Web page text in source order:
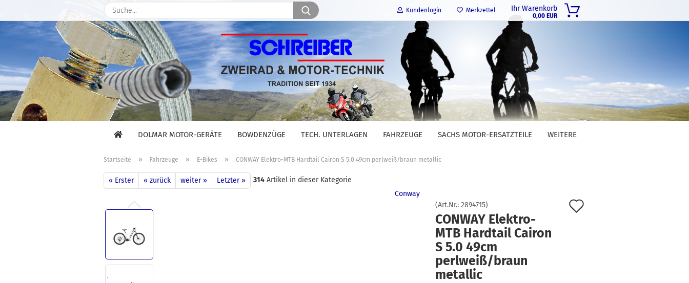
Kundenlogin
E-Mail
Passwort
Konto erstellen
Merkzettel
Suche... Ihr Warenkorb
0,00 EUR
DOLMAR MOTOR-GERÄTE BOWDENZÜGE TECH. UNTERLAGEN FAHRZEUGE SACHS MOTOR-ERSATZTEILE WEITERE
Startseite » Fahrzeuge » E-Bikes » CONWAY Elektro-MTB Hardtail Cairon S 5.0 49cm perlweiß/braun metallic
« Erster « zurück weiter » Letzter » 314 Artikel in dieser Kategorie
Conway
(Art.Nr.: 2894715)
CONWAY Elektro-
MTB Hardtail Cairon
S 5.0 49cm
perlweiß/braun
metallic